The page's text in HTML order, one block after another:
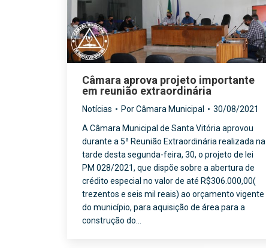
Câmara aprova projeto importante
em reunião extraordinária
Notícias PorCâmara Municipal
30/08/2021
A Câmara Municipal de Santa Vitória aprovou
durante a 5ª Reunião Extraordinária realizada na
tarde desta segunda-feira, 30, o projeto de lei
PM 028/2021, que dispõe sobre a abertura de
crédito especial no valor de até R$306.000,00(
trezentos e seis mil reais) ao orçamento vigente
do município, para aquisição de área para a
construção do…